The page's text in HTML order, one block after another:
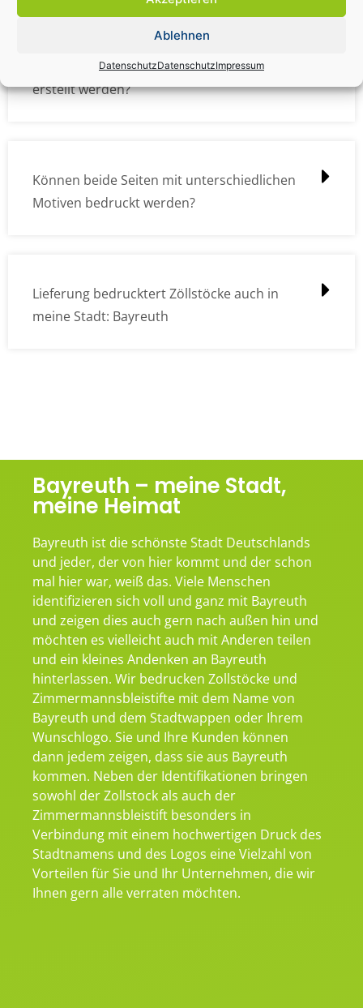
Ablehnen
DatenschutzDatenschutzImpressum
Wie müssen die Druckdateien angelegt /
erstellt werden?
Können beide Seiten mit unterschiedlichen
Motiven bedruckt werden?
Lieferung bedrucktert Zöllstöcke auch in
meine Stadt: Bayreuth
Bayreuth – meine Stadt,
meine Heimat
Bayreuth ist die schönste Stadt Deutschlands
und jeder, der von hier kommt und der schon
mal hier war, weiß das. Viele Menschen
identifizieren sich voll und ganz mit Bayreuth
und zeigen dies auch gern nach außen hin und
möchten es vielleicht auch mit Anderen teilen
und ein kleines Andenken an Bayreuth
hinterlassen. Wir bedrucken Zollstöcke und
Zimmermannsbleistifte mit dem Name von
Bayreuth und dem Stadtwappen oder Ihrem
Wunschlogo. Sie und Ihre Kunden können
dann jedem zeigen, dass sie aus Bayreuth
kommen. Neben der Identifikationen bringen
sowohl der Zollstock als auch der
Zimmermannsbleistift besonders in
Verbindung mit einem hochwertigen Druck des
Stadtnamens und des Logos eine Vielzahl von
Vorteilen für Sie und Ihr Unternehmen, die wir
Ihnen gern alle verraten möchten.